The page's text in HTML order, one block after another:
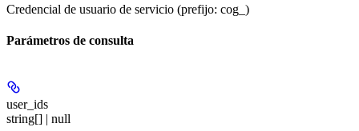
Credencial de usuario de servicio (prefijo: cog_)
Parámetros de consulta
user_ids
string[] | null